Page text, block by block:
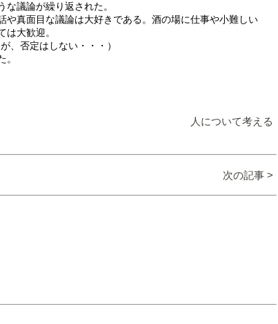
議論が繰り返された。
や真面目な議論は大好きである。酒の場に仕事や小難しい
大歓迎。
、否定はしない・・・）
人について考える
次の記事 >